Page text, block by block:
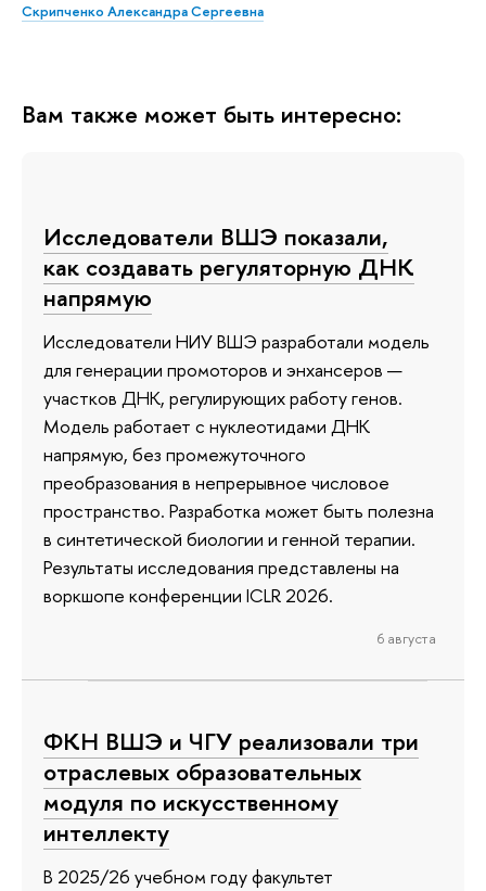
Скрипченко Александра Сергеевна
Вам также может быть интересно:
Исследователи ВШЭ показали,
как создавать регуляторную ДНК
напрямую
Исследователи НИУ ВШЭ разработали модель
для генерации промоторов и энхансеров —
участков ДНК, регулирующих работу генов.
Модель работает с нуклеотидами ДНК
напрямую, без промежуточного
преобразования в непрерывное числовое
пространство. Разработка может быть полезна
в синтетической биологии и генной терапии.
Результаты исследования представлены на
воркшопе конференции ICLR 2026.
6 августа
ФКН ВШЭ и ЧГУ реализовали три
отраслевых образовательных
модуля по искусственному
интеллекту
В 2025/26 учебном году факультет